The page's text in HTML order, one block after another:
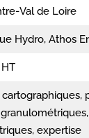
Val de Loire
Hydro, Athos
cartographiques,
expertise